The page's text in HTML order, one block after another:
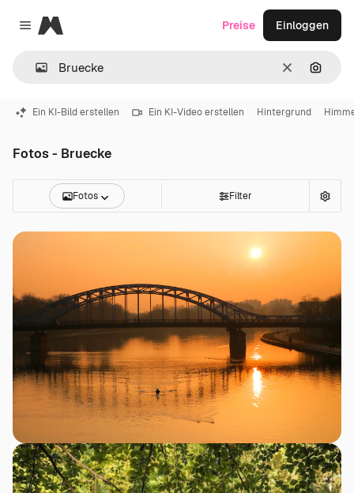
Close menu
Magnific
LöschenNach
Preise Einloggen
Ein KI-Bild erstellen Ein KI-Video erstellen Hintergrund
Fotos - Bruecke
Fotos Filter